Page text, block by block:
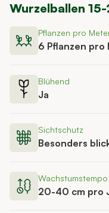
Wurzelballen
Pflanzen pro
6 Pflanzen pro
Blühend
Ja
Sichtschutz
Besonders
Wachstumstempo
20-40 cm pro